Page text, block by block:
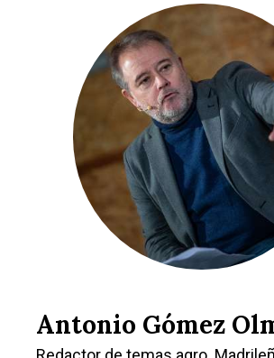
Antonio Gómez